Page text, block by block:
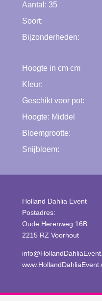
Aantal: 35
Soort:
Bijzonderheden:
Hoogte in cm cm
Kleur:
Geschikt voor pot:
Hoogte: Middel
Bloemgrootte:
Snijbloem:
Holland Dahlia Event
Postadres:
Oude Herenweg 16B
2215 RZ Voorhout